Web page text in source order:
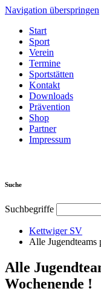
Navigation überspringen
Start
Sport
Verein
Termine
Sportstätten
Kontakt
Downloads
Prävention
Shop
Partner
Impressum
Suche
Suchbegriffe
Kettwiger SV
Alle Jugendteams
Alle
Wochenende !